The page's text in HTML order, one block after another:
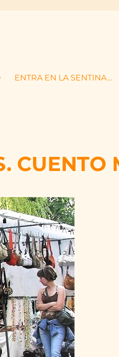
ENTRA EN LA SENTINA…
CUENTO